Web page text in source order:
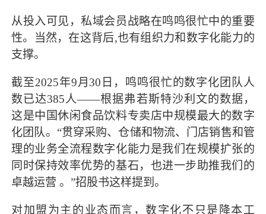
从投入可见，私域会员战略在鸣鸣很忙中的重要
性。当然，在这背后,也有组织力和数字化能力的
支撑。
截至2025年9月30日，鸣鸣很忙的数字化团队人
数已达385人——根据弗若斯特沙利文的数据，
这是中国休闲食品饮料专卖店中规模最大的数字
化团队。“贯穿采购、仓储和物流、门店销售和管
理的业务全流程数字化能力是我们在规模扩张的
同时保持效率优势的基石，也进一步助推我们的
卓越运营 。”招股书这样提到。
对加盟为主的业态而言，数字化不只是降本工